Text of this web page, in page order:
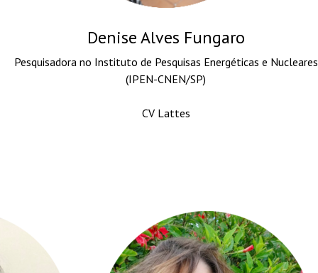
Denise Alves Fungaro
Pesquisadora no Instituto de Pesquisas Energéticas e Nucleares
(IPEN-CNEN/SP)
CV Lattes